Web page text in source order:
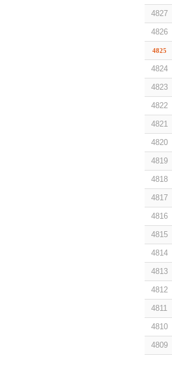
4827
4826
4825
4824
4823
4822
4821
4820
4819
4818
4817
4816
4815
4814
4813
4812
4811
4810
4809